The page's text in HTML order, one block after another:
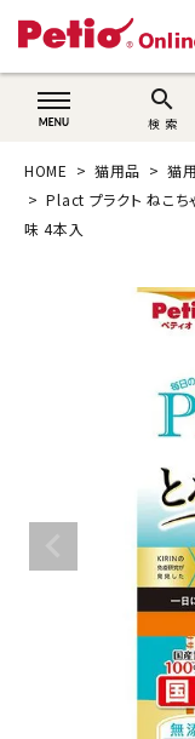
search
検 索
猫用品
ブランド別に
目的別に探す
ご利用案内
ACCOUNT MENU
ようこそ ゲスト 様
HOME 猫用品 猫
Plact プラクト ねこ
味 4本入